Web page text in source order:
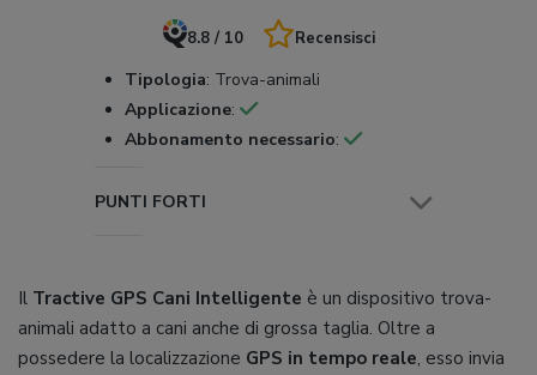
8.8 / 10 Recensisci
Tipologia: Trova-animali
Applicazione:
Abbonamento necessario:
PUNTI FORTI
Il Tractive GPS Cani Intelligente è un dispositivo trova-
animali adatto a cani anche di grossa taglia. Oltre a
possedere la localizzazione GPS in tempo reale, esso invia